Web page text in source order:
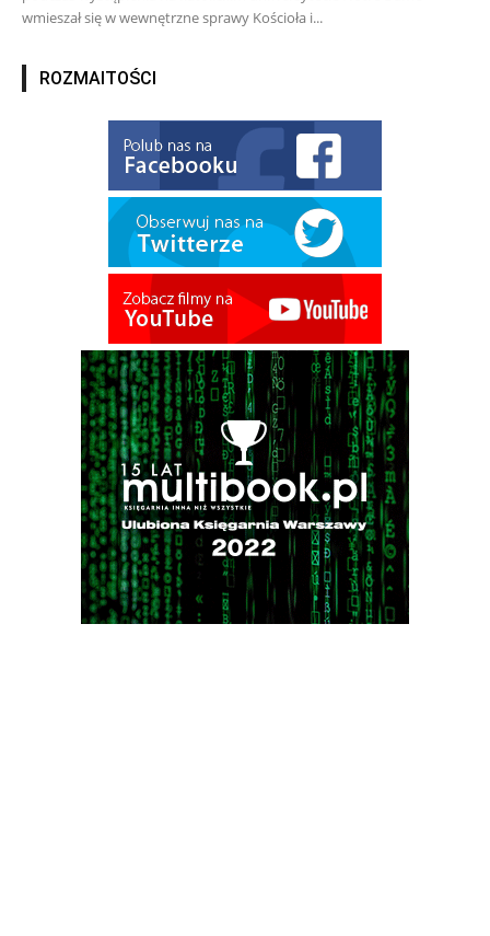
wmieszał się w wewnętrzne sprawy Kościoła i...
ROZMAITOŚCI